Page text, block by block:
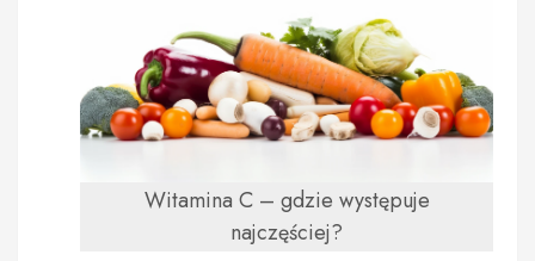
Witamina C – gdzie występuje
najczęściej?